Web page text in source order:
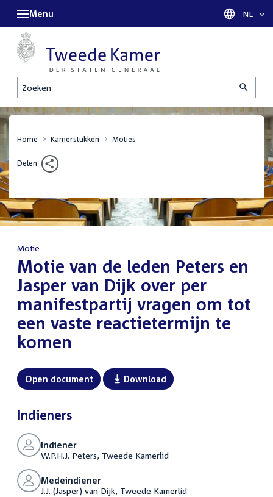
Zoeken
Menu Taal
NL
Home Kamerstukken Moties
Delen
Motie
:Motie van de leden Peters en
Jasper van Dijk over per
manifestpartij vragen om tot
een vaste reactietermijn te
komen
Open document Download
Indieners
Indiener
W.P.H.J. Peters, Tweede Kamerlid
Medeindiener
J.J. (Jasper) van Dijk, Tweede Kamerlid